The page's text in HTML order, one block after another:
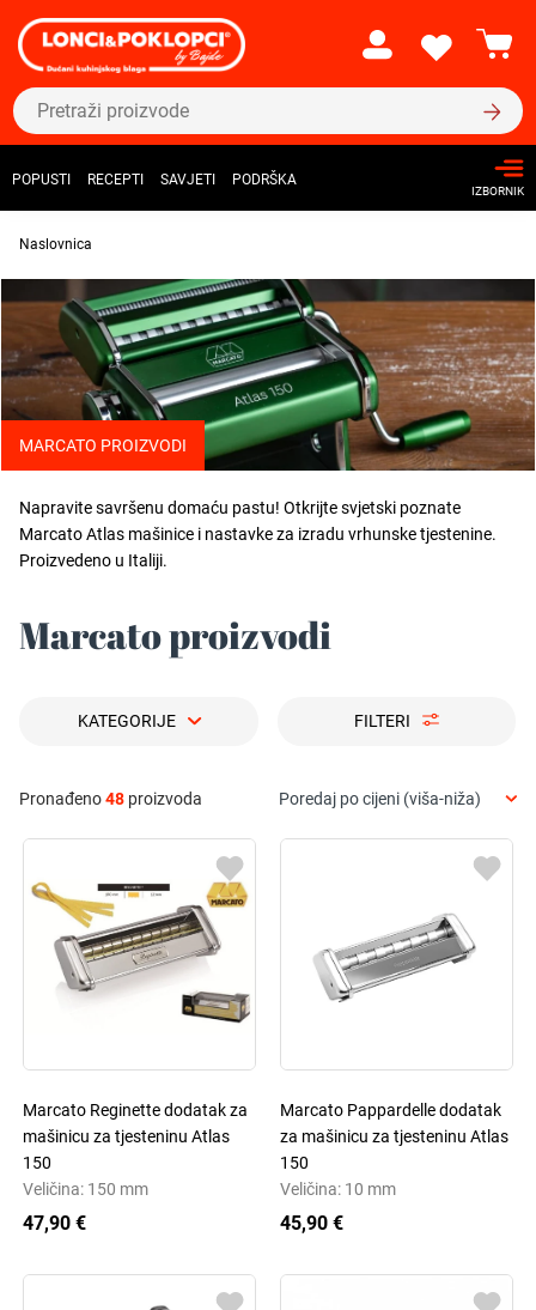
POPUSTI RECEPTI SAVJETI PODRŠKA
IZBORNIK
Naslovnica
MARCATO PROIZVODI
Napravite savršenu domaću pastu! Otkrijte svjetski poznate
Marcato Atlas mašinice i nastavke za izradu vrhunske tjestenine.
Proizvedeno u Italiji.
Marcato proizvodi
KATEGORIJE FILTERI
Pronađeno48 proizvoda Poredaj po cijeni (viša-niža)
Marcato Reginette dodatak za
mašinicu za tjesteninu Atlas
150
Veličina: 150 mm
47,90 €
Marcato Pappardelle dodatak
za mašinicu za tjesteninu Atlas
150
Veličina: 10 mm
45,90 €